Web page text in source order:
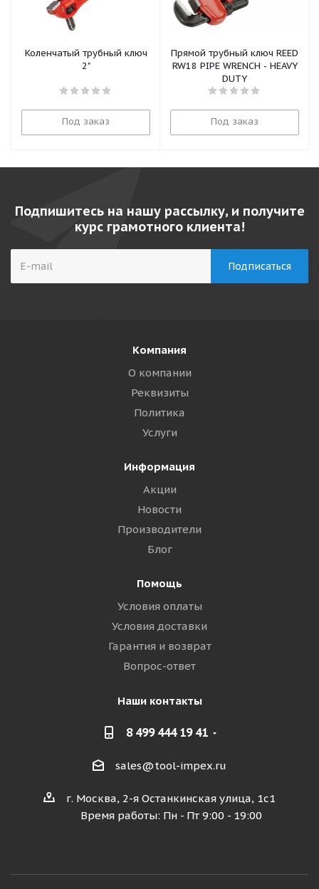
Коленчатый трубный ключ
2"
Под заказ
Прямой трубный ключ REED
RW18 PIPE WRENCH - HEAVY
DUTY
Под заказ
Подпишитесь на нашу рассылку, и получите
курс грамотного клиента!
Компания
О компании
Реквизиты
Политика
Услуги
Информация
Акции
Новости
Производители
Блог
Помощь
Условия оплаты
Условия доставки
Гарантия и возврат
Вопрос-ответ
Наши контакты
8 499 444 19 41
sales@tool-impex.ru
г. Москва, 2-я Останкинская улица, 1с1
Время работы: Пн - Пт 9:00 - 19:00